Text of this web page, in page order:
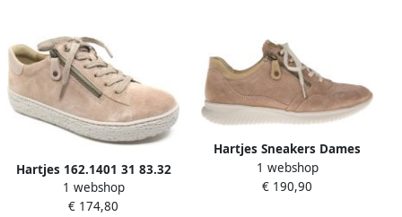
Hartjes 162.1401 31 83.32
Zacht roze sneakers wijdte
H
1 webshop
€ 174,80
Hartjes Sneakers Dames
Lage sneakers
Damesschoenen Suède
1 webshop
€ 190,90